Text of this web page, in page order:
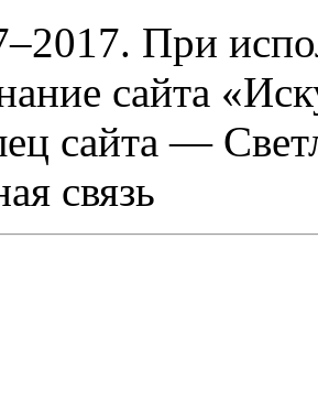
При
сайта
сайта —
связь